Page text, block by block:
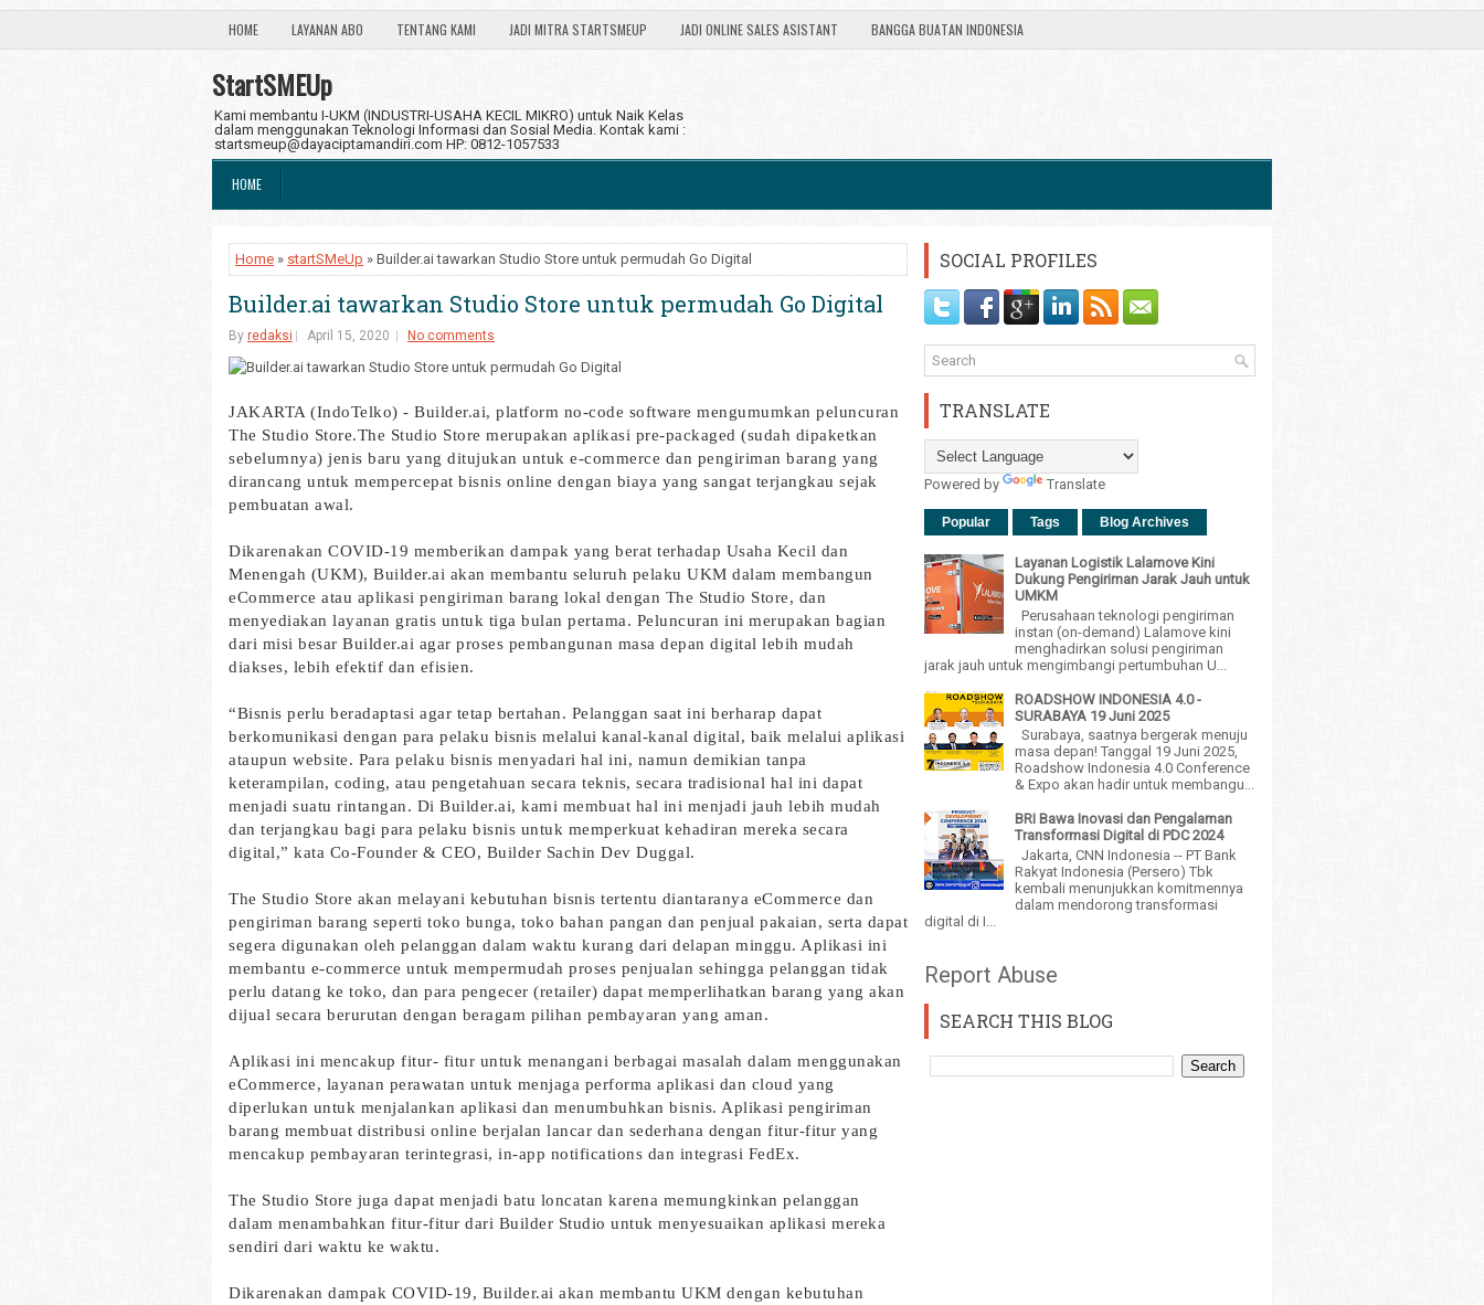
HOME LAYANAN ABO TENTANG KAMI JADI MITRA STARTSMEUP JADI ONLINE SALES ASISTANT BANGGA BUATAN INDONESIA
StartSMEUp
Kami membantu I-UKM (INDUSTRI-USAHA KECIL MIKRO) untuk Naik Kelas
dalam menggunakan Teknologi Informasi dan Sosial Media. Kontak kami :
startsmeup@dayaciptamandiri.com HP: 0812-1057533
HOME
Home » startSMeUp » Builder.ai tawarkan Studio Store untuk permudah Go Digital
Builder.ai tawarkan Studio Store untuk permudah Go Digital
By redaksi April 15, 2020 No comments
JAKARTA (IndoTelko) - Builder.ai, platform no-code software mengumumkan peluncuran
The Studio Store.The Studio Store merupakan aplikasi pre-packaged (sudah dipaketkan
sebelumnya) jenis baru yang ditujukan untuk e-commerce dan pengiriman barang yang
dirancang untuk mempercepat bisnis online dengan biaya yang sangat terjangkau sejak
pembuatan awal.
Dikarenakan COVID-19 memberikan dampak yang berat terhadap Usaha Kecil dan
Menengah (UKM), Builder.ai akan membantu seluruh pelaku UKM dalam membangun
eCommerce atau aplikasi pengiriman barang lokal dengan The Studio Store, dan
menyediakan layanan gratis untuk tiga bulan pertama. Peluncuran ini merupakan bagian
dari misi besar Builder.ai agar proses pembangunan masa depan digital lebih mudah
diakses, lebih efektif dan efisien.
“Bisnis perlu beradaptasi agar tetap bertahan. Pelanggan saat ini berharap dapat
berkomunikasi dengan para pelaku bisnis melalui kanal-kanal digital, baik melalui aplikasi
ataupun website. Para pelaku bisnis menyadari hal ini, namun demikian tanpa
keterampilan, coding, atau pengetahuan secara teknis, secara tradisional hal ini dapat
menjadi suatu rintangan. Di Builder.ai, kami membuat hal ini menjadi jauh lebih mudah
dan terjangkau bagi para pelaku bisnis untuk memperkuat kehadiran mereka secara
digital,” kata Co-Founder & CEO, Builder Sachin Dev Duggal.
The Studio Store akan melayani kebutuhan bisnis tertentu diantaranya eCommerce dan
pengiriman barang seperti toko bunga, toko bahan pangan dan penjual pakaian, serta dapat
segera digunakan oleh pelanggan dalam waktu kurang dari delapan minggu. Aplikasi ini
membantu e-commerce untuk mempermudah proses penjualan sehingga pelanggan tidak
perlu datang ke toko, dan para pengecer (retailer) dapat memperlihatkan barang yang akan
dijual secara berurutan dengan beragam pilihan pembayaran yang aman.
Aplikasi ini mencakup fitur- fitur untuk menangani berbagai masalah dalam menggunakan
eCommerce, layanan perawatan untuk menjaga performa aplikasi dan cloud yang
diperlukan untuk menjalankan aplikasi dan menumbuhkan bisnis. Aplikasi pengiriman
barang membuat distribusi online berjalan lancar dan sederhana dengan fitur-fitur yang
mencakup pembayaran terintegrasi, in-app notifications dan integrasi FedEx.
The Studio Store juga dapat menjadi batu loncatan karena memungkinkan pelanggan
dalam menambahkan fitur-fitur dari Builder Studio untuk menyesuaikan aplikasi mereka
sendiri dari waktu ke waktu.
Dikarenakan dampak COVID-19, Builder.ai akan membantu UKM dengan kebutuhan
SOCIAL PROFILES
TRANSLATE
Powered by Translate
Popular Tags Blog Archives
Layanan Logistik Lalamove Kini
Dukung Pengiriman Jarak Jauh untuk
UMKM
Perusahaan teknologi pengiriman
instan (on-demand) Lalamove kini
menghadirkan solusi pengiriman
jarak jauh untuk mengimbangi pertumbuhan U...
ROADSHOW INDONESIA 4.0 -
SURABAYA 19 Juni 2025
Surabaya, saatnya bergerak menuju
masa depan! Tanggal 19 Juni 2025,
Roadshow Indonesia 4.0 Conference
& Expo akan hadir untuk membangu...
BRI Bawa Inovasi dan Pengalaman
Transformasi Digital di PDC 2024
Jakarta, CNN Indonesia -- PT Bank
Rakyat Indonesia (Persero) Tbk
kembali menunjukkan komitmennya
dalam mendorong transformasi
digital di I...
Report Abuse
SEARCH THIS BLOG